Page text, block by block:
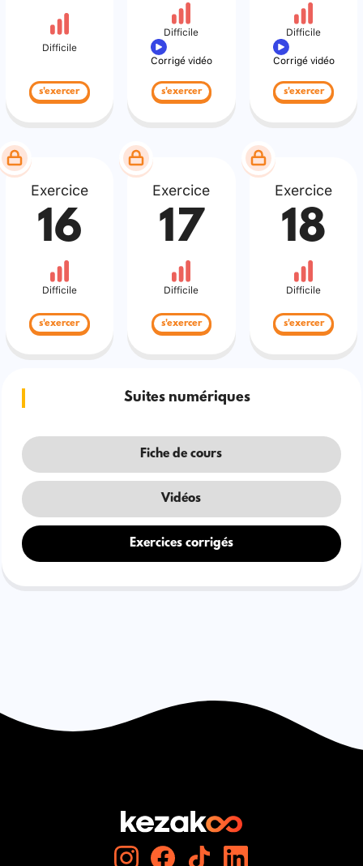
Difficile
s'exercer
Difficile
Corrigé vidéo
s'exercer
Difficile
Corrigé vidéo
s'exercer
Exercice
16
Difficile
s'exercer
Exercice
17
Difficile
s'exercer
Exercice
18
Difficile
s'exercer
Suites numériques
Fiche de cours
Vidéos
Exercices corrigés